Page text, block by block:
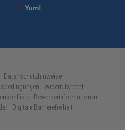
Yum!
Datenschutzhinweise
Widerrufsrecht
Bewerberinformationen
Digitale Barrierefreiheit